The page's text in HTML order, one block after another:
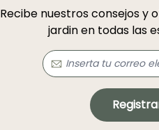
Recibe nuestros consejos y
jardin en todas las